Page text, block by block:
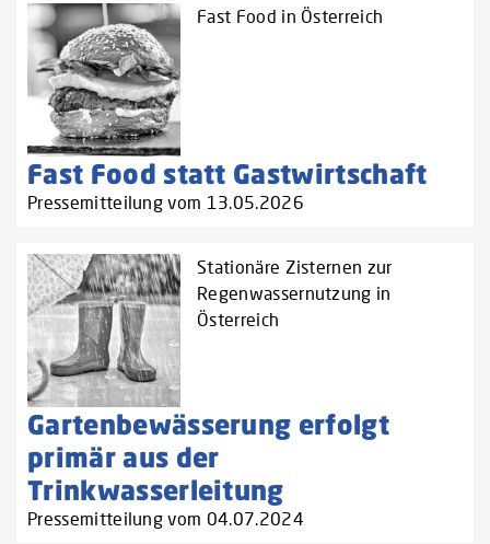
Fast Food in Österreich
Fast Food statt Gastwirtschaft
Pressemitteilung vom 13.05.2026
Stationäre Zisternen zur
Regenwassernutzung in
Österreich
Gartenbewässerung erfolgt
primär aus der
Trinkwasserleitung
Pressemitteilung vom 04.07.2024